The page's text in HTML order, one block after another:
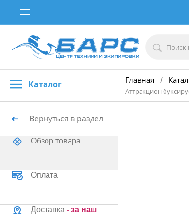
Каталог Главная /
Аттракцион
Вернуться в раздел
Обзор товара
Оплата
Доставка - за наш